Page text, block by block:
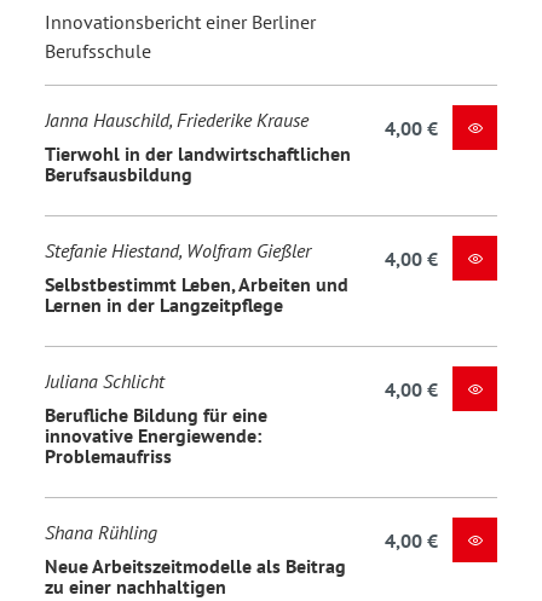
Innovationsbericht einer Berliner
Berufsschule
Janna Hauschild, Friederike Krause
Tierwohl in der landwirtschaftlichen
Berufsausbildung
4,00 €
Stefanie Hiestand, Wolfram Gießler
Selbstbestimmt Leben, Arbeiten und
Lernen in der Langzeitpflege
4,00 €
Juliana Schlicht
Berufliche Bildung für eine
innovative Energiewende:
Problemaufriss
4,00 €
Shana Rühling
Neue Arbeitszeitmodelle als Beitrag
zu einer nachhaltigen
4,00 €